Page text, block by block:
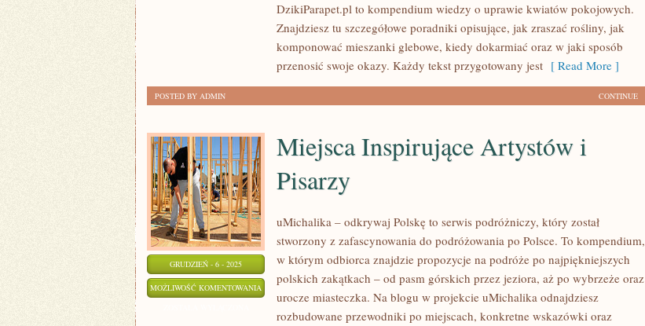
DzikiParapet.pl to kompendium wiedzy o uprawie kwiatów pokojowych.
Znajdziesz tu szczegółowe poradniki opisujące, jak zraszać rośliny, jak
komponować mieszanki glebowe, kiedy dokarmiać oraz w jaki sposób
przenosić swoje okazy. Każdy tekst przygotowany jest [ Read More ]
CONTINUE
POSTED BY ADMIN
GRUDZIEŃ - 6 - 2025
MOŻLIWOŚĆ KOMENTOWANIA MIEJSCA
Miejsca Inspirujące Artystów i
Pisarzy
uMichalika – odkrywaj Polskę to serwis podróżniczy, który został
stworzony z zafascynowania do podróżowania po Polsce. To kompendium,
w którym odbiorca znajdzie propozycje na podróże po najpiękniejszych
polskich zakątkach – od pasm górskich przez jeziora, aż po wybrzeże oraz
urocze miasteczka. Na blogu w projekcie uMichalika odnajdziesz
rozbudowane przewodniki po miejscach, konkretne wskazówki oraz